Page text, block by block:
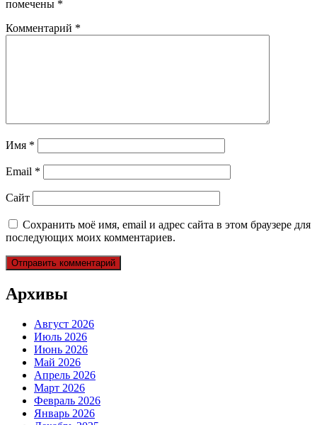
помечены *
Комментарий *
Имя *
Email *
Сайт
Сохранить моё имя, email и адрес сайта в этом браузере для
последующих моих комментариев.
Архивы
Август 2026
Июль 2026
Июнь 2026
Май 2026
Апрель 2026
Март 2026
Февраль 2026
Январь 2026